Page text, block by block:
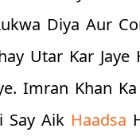
Diya Aur
Utar Kar Jaye
Imran Khan
Say Aik Haadsa